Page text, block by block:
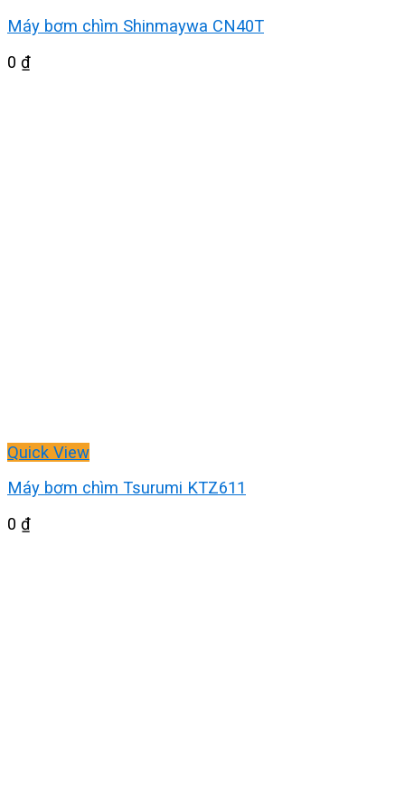
Máy bơm chìm Shinmaywa CN40T
0 ₫
Quick View
Máy bơm chìm Tsurumi KTZ611
0 ₫